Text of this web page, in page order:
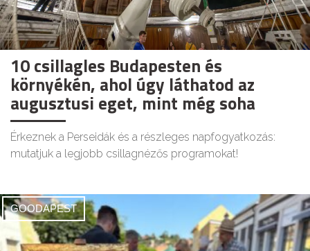
10 csillagles Budapesten és
környékén, ahol úgy láthatod az
augusztusi eget, mint még soha
Érkeznek a Perseidák és a részleges napfogyatkozás:
mutatjuk a legjobb csillagnézős programokat!
GOODAPEST